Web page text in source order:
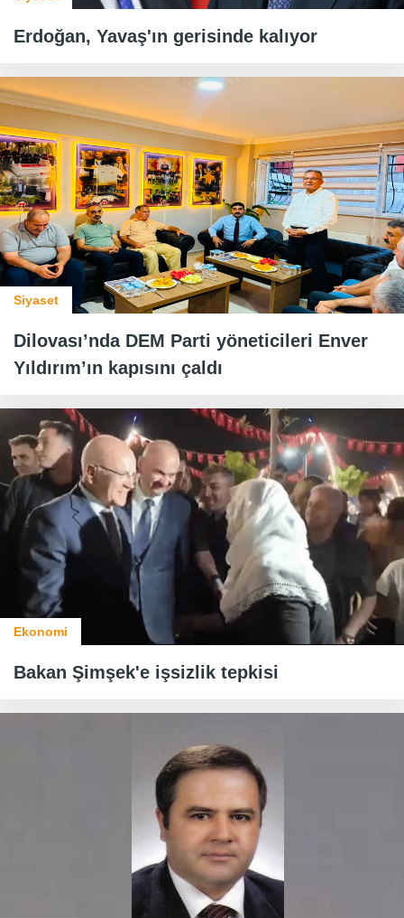
Erdoğan, Yavaş'ın gerisinde kalıyor
Siyaset
Dilovası’nda DEM Parti yöneticileri Enver
Yıldırım’ın kapısını çaldı
Ekonomi
Bakan Şimşek'e işsizlik tepkisi